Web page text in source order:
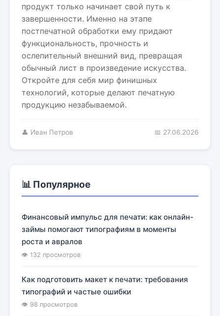
продукт только начинает свой путь к
завершенности. Именно на этапе
постпечатной обработки ему придают
функциональность, прочность и
ослепительный внешний вид, превращая
обычный лист в произведение искусства.
Откройте для себя мир финишных
технологий, которые делают печатную
продукцию незабываемой.
👤 Иван Петров 📅 27.06.2026
📊 Популярное
Финансовый импульс для печати: как онлайн-
займы помогают типографиям в моменты
роста и авралов
👁 132 просмотров
Как подготовить макет к печати: требования
типографий и частые ошибки
👁 98 просмотров